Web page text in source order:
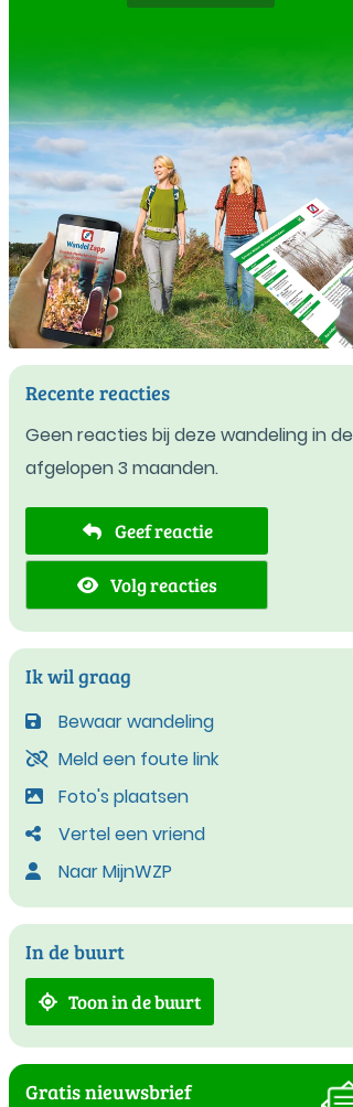
Recente reacties
Geen reacties bij deze wandeling in de
afgelopen 3 maanden.
Geef reactie
Volg reacties
Ik wil graag
Bewaar wandeling
Meld een foute link
Foto's plaatsen
Vertel een vriend
Naar MijnWZP
In de buurt
Toon in de buurt
Gratis nieuwsbrief